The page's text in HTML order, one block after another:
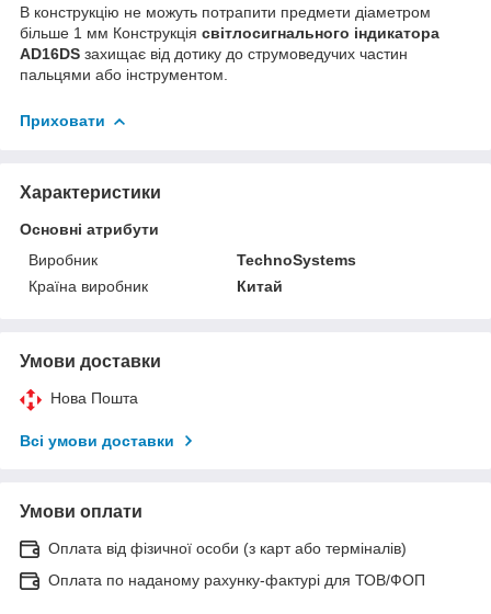
В конструкцію не можуть потрапити предмети діаметром
більше 1 мм Конструкція світлосигнального індикатора
AD16DS захищає від дотику до струмоведучих частин
пальцями або інструментом.
Приховати
Характеристики
Основні атрибути
Виробник
TechnoSystems
Країна виробник
Китай
Умови доставки
Нова Пошта
Всі умови доставки
Умови оплати
Оплата від фізичної особи (з карт або терміналів)
Оплата по наданому рахунку-фактурі для ТОВ/ФОП